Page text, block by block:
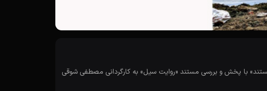
با پخش و بررسی مستند «روایت سیل» به کارگردانی مصطفی شوقی